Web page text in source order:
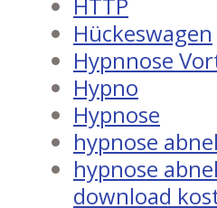
Hückeswagen
Hypnnose
Hypno
Hypnose
hypnose
hypnose
download